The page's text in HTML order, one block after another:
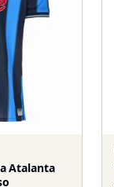
Atalanta